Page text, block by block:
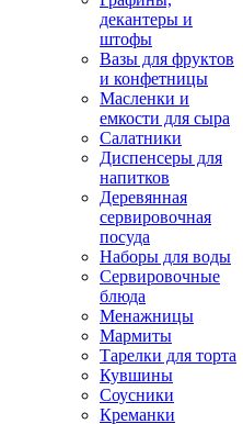
декантеры и
штофы
Вазы для фруктов
и конфетницы
Масленки и
емкости для сыра
Салатники
Диспенсеры для
напитков
Деревянная
сервировочная
посуда
Наборы для воды
Сервировочные
блюда
Менажницы
Мармиты
Тарелки для торта
Кувшины
Соусники
Креманки